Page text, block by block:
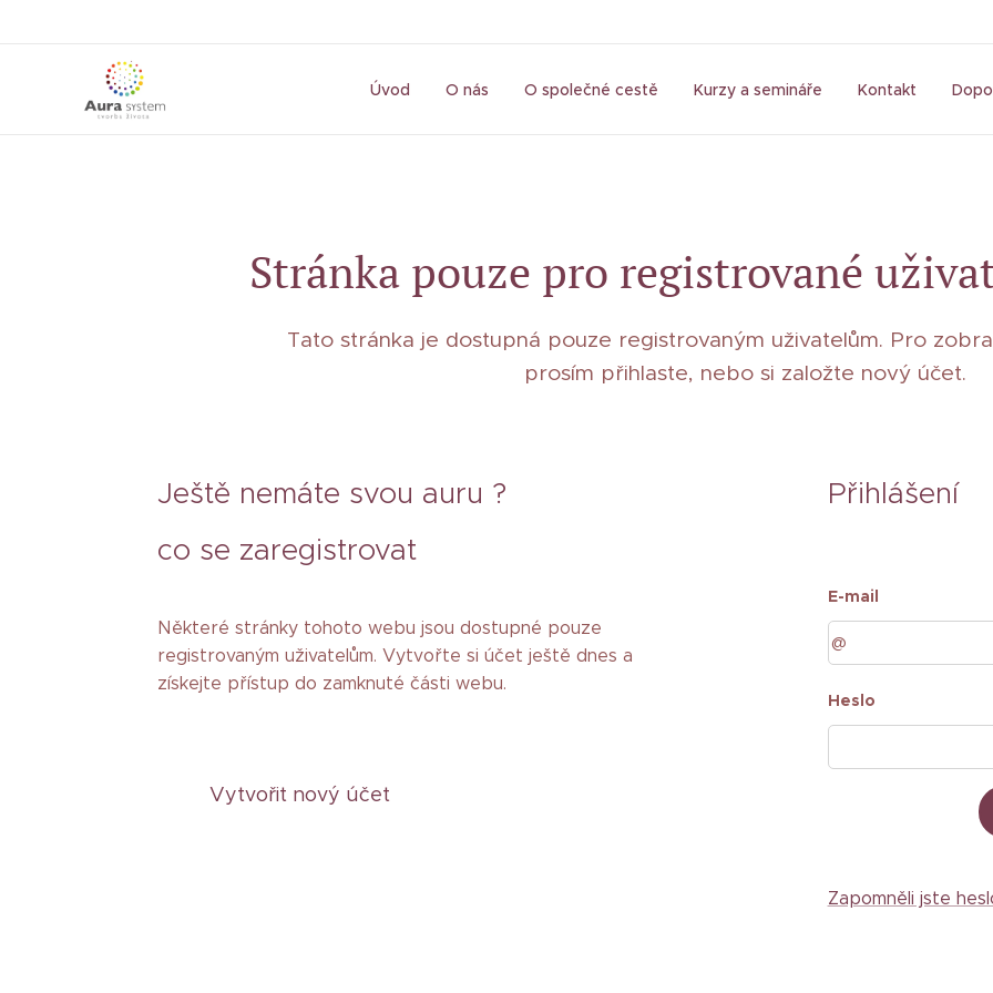
Úvod O nás O společné cestě Kurzy a semináře Kontakt
Stránka pouze pro registrované
Tato stránka je dostupná pouze registrovaným uživatelům. Pro
prosím přihlaste, nebo si založte nový účet.
Ještě nemáte svou auru ?
co se zaregistrovat
Některé stránky tohoto webu jsou dostupné pouze
registrovaným uživatelům. Vytvořte si účet ještě dnes a
získejte přístup do zamknuté části webu.
Vytvořit nový účet
Přihlášení
E-mail
Heslo
Zapomněli jste